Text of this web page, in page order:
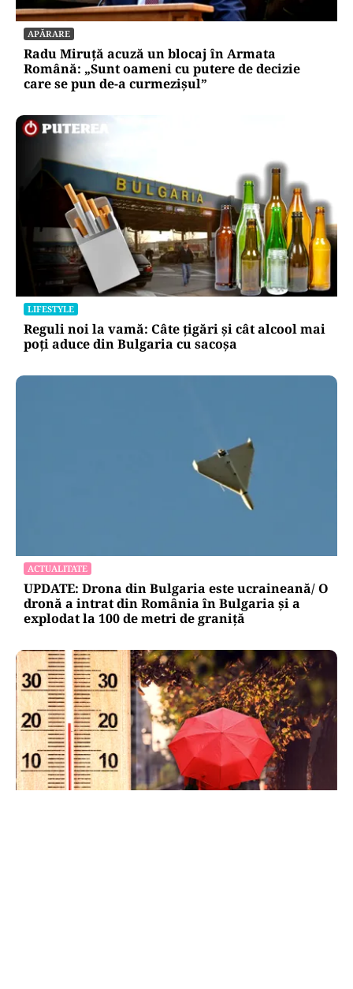
APĂRARE
Radu Miruță acuză un blocaj în Armata
Română: „Sunt oameni cu putere de decizie
care se pun de-a curmezișul”
LIFESTYLE
Reguli noi la vamă: Câte țigări și cât alcool mai
poți aduce din Bulgaria cu sacoșa
ACTUALITATE
UPDATE: Drona din Bulgaria este ucraineană/ O
dronă a intrat din România în Bulgaria şi a
explodat la 100 de metri de graniţă